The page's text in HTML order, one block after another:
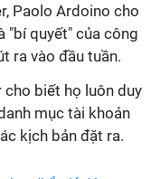
Paolo Ardoino cho
"bí quyết" của công
ra vào đầu tuần.
biết họ luôn duy
mục tài khoản
kịch bản đặt ra.